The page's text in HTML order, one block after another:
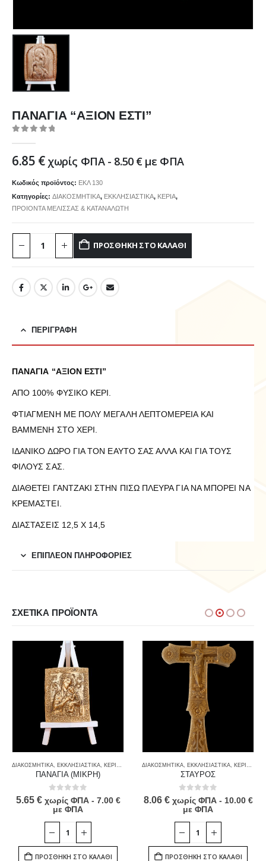
ΠΑΝΑΓΙΑ “ΑΞΙΟΝ ΕΣΤΙ”
6.85 € χωρίς ΦΠΑ - 8.50 €με ΦΠΑ
Κωδικός προϊόντος: ΕΚΛ 130
Κατηγορίες: ΔΙΑΚΟΣΜΗΤΙΚΑ, ΕΚΚΛΗΣΙΑΣΤΙΚΑ, ΚΕΡΙΑ,
ΠΡΟΙΟΝΤΑ ΜΕΛΙΣΣΑΣ & ΚΑΤΑΝΑΛΩΤΗ
ΠΡΟΣΘΉΚΗ ΣΤΟ ΚΑΛΆΘΙ
ΠΕΡΙΓΡΑΦΉ
ΠΑΝΑΓΙΑ “ΑΞΙΟΝ ΕΣΤΙ”
ΑΠΟ 100% ΦΥΣΙΚΟ ΚΕΡΙ.
ΦΤΙΑΓΜΕΝΗ ΜΕ ΠΟΛΥ ΜΕΓΑΛΗ ΛΕΠΤΟΜΕΡΕΙΑ ΚΑΙ
ΒΑΜΜΕΝΗ ΣΤΟ ΧΕΡΙ.
ΙΔΑΝΙΚΟ ΔΩΡΟ ΓΙΑ ΤΟΝ ΕΑΥΤΟ ΣΑΣ ΑΛΛΑ ΚΑΙ ΓΙΑ ΤΟΥΣ
ΦΙΛΟΥΣ ΣΑΣ.
ΔΙΑΘΕΤΕΙ ΓΑΝΤΖΑΚΙ ΣΤΗΝ ΠΙΣΩ ΠΛΕΥΡΑ ΓΙΑ ΝΑ ΜΠΟΡΕΙ ΝΑ
ΚΡΕΜΑΣΤΕΙ.
ΔΙΑΣΤΑΣΕΙΣ 12,5 Χ 14,5
ΕΠΙΠΛΈΟΝ ΠΛΗΡΟΦΟΡΊΕΣ
ΣΧΕΤΙΚΆ ΠΡΟΪΌΝΤΑ
ΔΙΑΚΟΣΜΗΤΙΚΑ ΕΚΚΛΗΣΙΑΣΤΙΚΑ ΚΕΡΙΑ ΠΡΟΙΟΝΤΑ ΜΕΛΙΣΣΑΣ & ΚΑΤΑΝΑΛΩΤΗ
ΠΑΝΑΓΙΑ (ΜΙΚΡΗ)
out of 5
5.65 € χωρίς ΦΠΑ - 7.00 €
με ΦΠΑ
ΠΡΟΣΘΉΚΗ ΣΤΟ ΚΑΛΆΘΙ
ΔΙΑΚΟΣΜΗΤΙΚΑ ΕΚΚΛΗΣΙΑΣΤΙΚΑ ΚΕΡΙΑ
ΣΤΑΥΡΟΣ
out of 5
8.06 € χωρίς ΦΠΑ - 10.00 €
με ΦΠΑ
ΠΡΟΣΘΉΚΗ ΣΤΟ ΚΑΛΆΘΙ